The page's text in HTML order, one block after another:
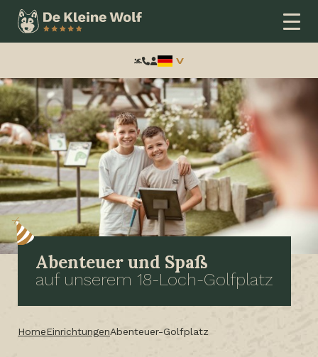
Frontend
search:
Abenteuer und Spaß
auf unserem 18-Loch-Golfplatz
HomeEinrichtungenAbenteuer-Golfplatz